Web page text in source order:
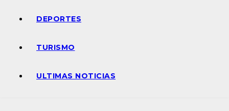
DEPORTES
TURISMO
ULTIMAS NOTICIAS